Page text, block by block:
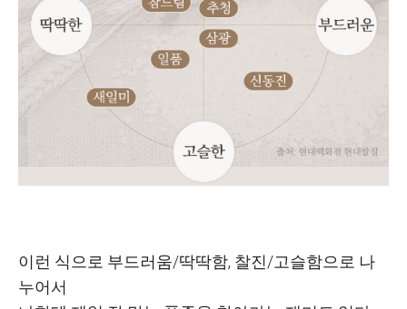
이런 식으로 부드러움/딱딱함, 찰진/고슬함으로 나
누어서